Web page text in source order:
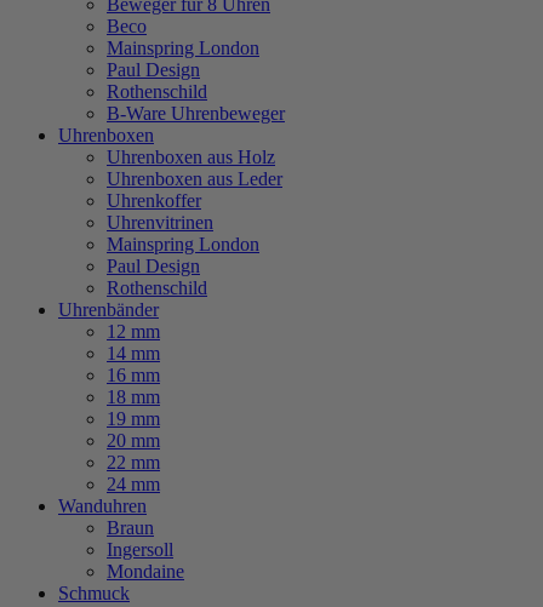
Beweger für 8 Uhren
Beco
Mainspring London
Paul Design
Rothenschild
B-Ware Uhrenbeweger
Uhrenboxen
Uhrenboxen aus Holz
Uhrenboxen aus Leder
Uhrenkoffer
Uhrenvitrinen
Mainspring London
Paul Design
Rothenschild
Uhrenbänder
12 mm
14 mm
16 mm
18 mm
19 mm
20 mm
22 mm
24 mm
Wanduhren
Braun
Ingersoll
Mondaine
Schmuck